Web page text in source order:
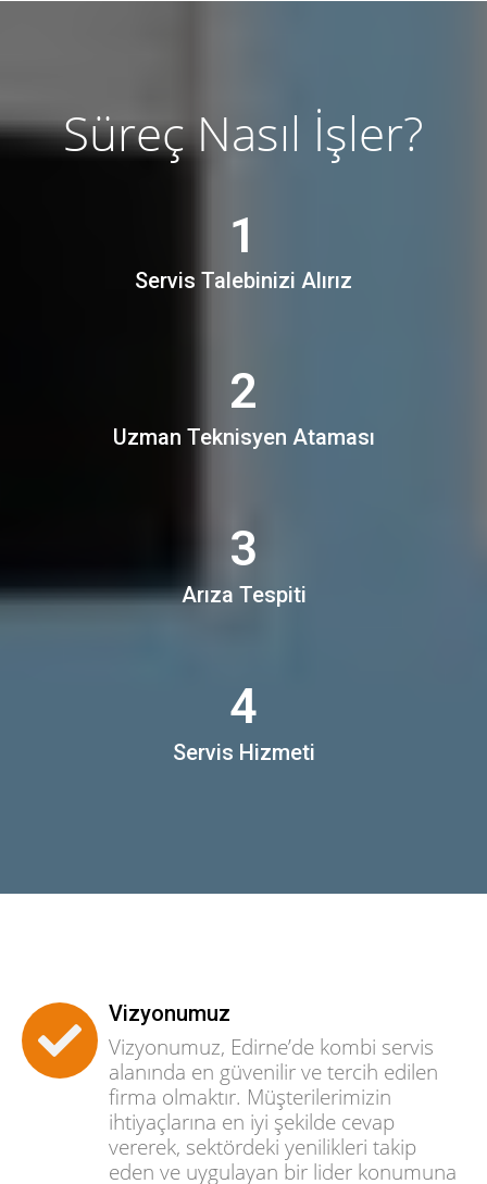
Süreç Nasıl İşler?
1
Servis Talebinizi Alırız
2
Uzman Teknisyen Ataması
3
Arıza Tespiti
4
Servis Hizmeti
Vizyonumuz
Vizyonumuz, Edirne’de kombi servis
alanında en güvenilir ve tercih edilen
firma olmaktır. Müşterilerimizin
ihtiyaçlarına en iyi şekilde cevap
vererek, sektördeki yenilikleri takip
eden ve uygulayan bir lider konumuna